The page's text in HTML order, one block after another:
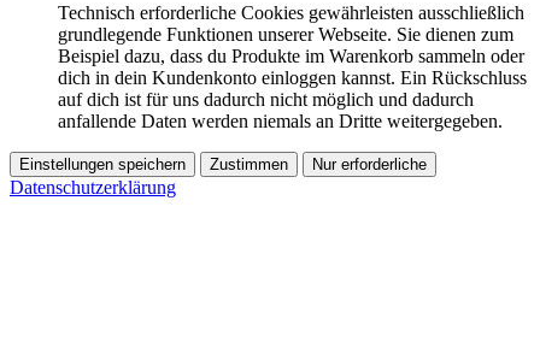
Technisch erforderliche Cookies gewährleisten ausschließlich
grundlegende Funktionen unserer Webseite. Sie dienen zum
Beispiel dazu, dass du Produkte im Warenkorb sammeln oder
dich in dein Kundenkonto einloggen kannst. Ein Rückschluss
auf dich ist für uns dadurch nicht möglich und dadurch
anfallende Daten werden niemals an Dritte weitergegeben.
Einstellungen speichern Zustimmen Nur erforderliche
Datenschutzerklärung